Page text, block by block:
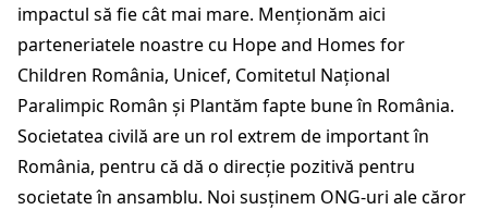
impactul să fie cât mai mare. Menționăm aici
parteneriatele noastre cu Hope and Homes for
Children România, Unicef, Comitetul Național
Paralimpic Român și Plantăm fapte bune în România.
Societatea civilă are un rol extrem de important în
România, pentru că dă o direcție pozitivă pentru
societate în ansamblu. Noi susținem ONG-uri ale căror